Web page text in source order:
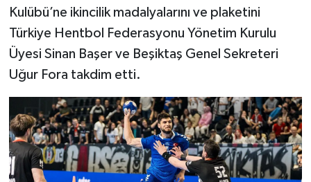
Kulübü’ne ikincilik madalyalarını ve plaketini
Türkiye Hentbol Federasyonu Yönetim Kurulu
Üyesi Sinan Başer ve Beşiktaş Genel Sekreteri
Uğur Fora takdim etti.